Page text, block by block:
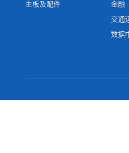
主板及配件
金融
交通
数据